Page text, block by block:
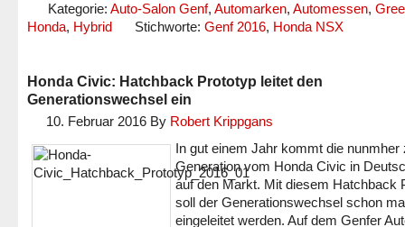
Kategorie: Auto-Salon Genf, Automarken, Automessen,
Honda, Hybrid Stichworte: Genf 2016, Honda NSX
Honda Civic: Hatchback Prototyp leitet den
Generationswechsel ein
10. Februar 2016 By Robert Krippgans
In gut einem Jahr kommt die nunmher
Generation vom Honda Civic in
auf den Markt. Mit diesem Hatchback
soll der Generationswechsel schon
eingeleitet werden. Auf dem Genfer